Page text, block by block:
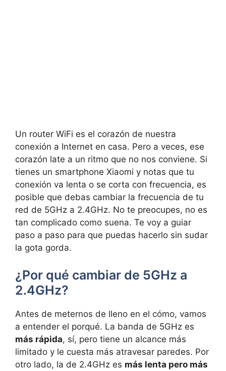
Un router WiFi es el corazón de nuestra
conexión a Internet en casa. Pero a veces, ese
corazón late a un ritmo que no nos conviene. Si
tienes un smartphone Xiaomi y notas que tu
conexión va lenta o se corta con frecuencia, es
posible que debas cambiar la frecuencia de tu
red de 5GHz a 2.4GHz. No te preocupes, no es
tan complicado como suena. Te voy a guiar
paso a paso para que puedas hacerlo sin sudar
la gota gorda.
¿Por qué cambiar de 5GHz a
2.4GHz?
Antes de meternos de lleno en el cómo, vamos
a entender el porqué. La banda de 5GHz es
más rápida, sí, pero tiene un alcance más
limitado y le cuesta más atravesar paredes. Por
otro lado, la de 2.4GHz es más lenta pero más